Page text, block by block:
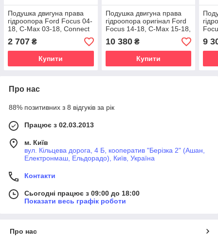
Подушка двигуна права
гідроопора Ford Focus 04-
18, C-Max 03-18, Connect
13- для 1.6 TDCi
2 707 ₴
Купити
Подушка двигуна права
гідроопора оригінал Ford
Focus 14-18, C-Max 15-18,
Connect 13- для 1.5-1.6
TDCi
10 380₴
Купити
для
9
Про нас
88% позитивних з 8 відгуків за рік
Працює з 02.03.2013
м. Київ
вул. Кільцева дорога, 4 Б, кооператив "Берізка 2" (Ашан,
Електронмаш, Ельдорадо), Київ, Україна
Контакти
Сьогодні працює з 09:00 до 18:00
Показати весь графік роботи
Про нас